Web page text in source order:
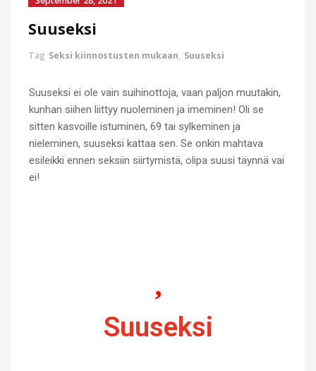
Suuseksi
Tag Seksi kiinnostusten mukaan, Suuseksi
Suuseksi ei ole vain suihinottoja, vaan paljon muutakin,
kunhan siihen liittyy nuoleminen ja imeminen! Oli se
sitten kasvoille istuminen, 69 tai sylkeminen ja
nieleminen, suuseksi kattaa sen. Se onkin mahtava
esileikki ennen seksiin siirtymistä, olipa suusi täynnä vai
ei!
Suuseksi